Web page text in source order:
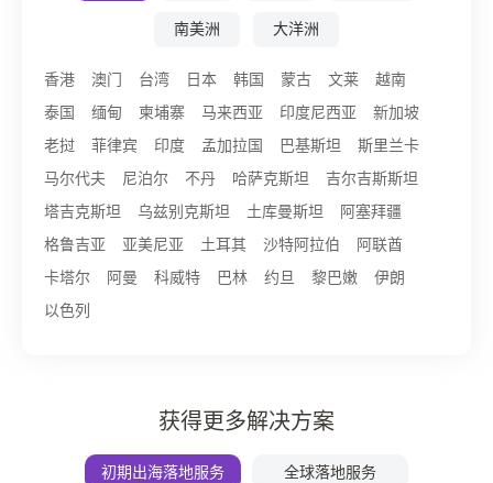
南美洲 大洋洲
香港 澳门 台湾 日本 韩国 蒙古 文莱
越南
泰国
缅甸 柬埔寨 马来西亚 印度尼西亚
新加坡
老挝
菲律宾 印度 孟加拉国 巴基斯坦
斯里兰卡
马尔代夫
尼泊尔 不丹 哈萨克斯坦
吉尔吉斯斯坦
塔吉克斯坦
乌兹别克斯坦 土库曼斯坦
阿塞拜疆
格鲁吉亚
亚美尼亚 土耳其 沙特阿拉伯
阿联酋
卡塔尔
阿曼 科威特 巴林 约旦 黎巴嫩
伊朗
以色列
获得更多解决方案
初期出海落地服务 全球落地服务